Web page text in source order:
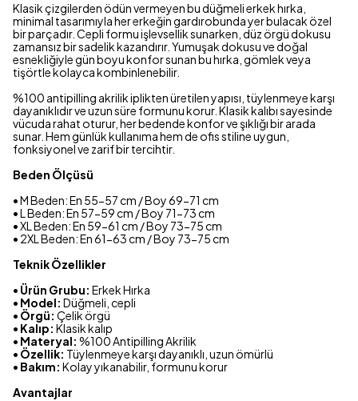
Klasik çizgilerden ödün vermeyen bu düğmeli erkek hırka,
minimal tasarımıyla her erkeğin gardırobunda yer bulacak özel
bir parçadır. Cepli formu işlevsellik sunarken, düz örgü dokusu
zamansız bir sadelik kazandırır. Yumuşak dokusu ve doğal
esnekliğiyle gün boyu konfor sunan bu hırka, gömlek veya
tişörtle kolayca kombinlenebilir.
%100 antipilling akrilik iplikten üretilen yapısı, tüylenmeye karşı
dayanıklıdır ve uzun süre formunu korur. Klasik kalıbı sayesinde
vücuda rahat oturur, her bedende konfor ve şıklığı bir arada
sunar. Hem günlük kullanıma hem de ofis stiline uygun,
fonksiyonel ve zarif bir tercihtir.
Beden Ölçüsü
• M Beden: En 55-57 cm / Boy 69-71 cm
• L Beden: En 57-59 cm / Boy 71-73 cm
• XL Beden: En 59-61 cm / Boy 73-75 cm
• 2XL Beden: En 61-63 cm / Boy 73-75 cm
Teknik Özellikler
• Ürün Grubu: Erkek Hırka
• Model: Düğmeli, cepli
• Örgü: Çelik örgü
• Kalıp: Klasik kalıp
• Materyal: %100 Antipilling Akrilik
• Özellik: Tüylenmeye karşı dayanıklı, uzun ömürlü
• Bakım: Kolay yıkanabilir, formunu korur
Avantajlar